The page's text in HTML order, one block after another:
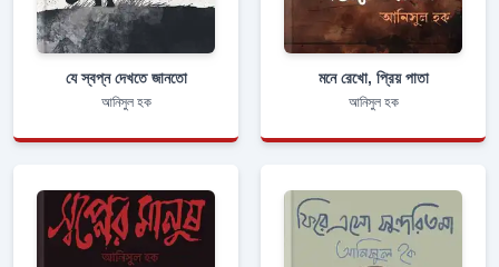
যে স্বপ্ন দেখতে জানতো
আনিসুল হক
মনে রেখো, প্রিয় পাতা
আনিসুল হক